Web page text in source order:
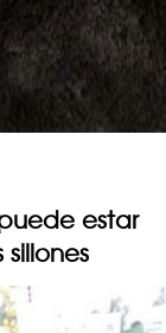
estar